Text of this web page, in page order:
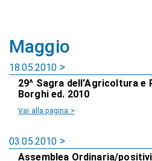
Maggio
18.05.2010
29^ Sagra dell'Agricoltura e
Borghi ed. 2010
Vai alla pagina >
03.05.2010
Assemblea Ordinaria/